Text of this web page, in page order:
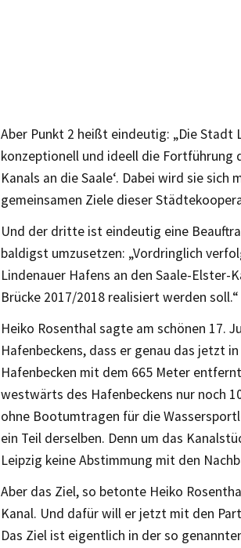
Aber Punkt 2 heißt eindeutig: „Die
konzeptionell und ideell die Fortführung
Kanals an die Saale‘. Dabei wird sie
gemeinsamen Ziele dieser
Und der dritte ist eindeutig eine
baldigst umzusetzen: „Vordringlich
Lindenauer Hafens an den Saale-Elster-
Brücke 2017/2018 realisiert werden soll.“
Heiko Rosenthal sagte am schönen 17.
Hafenbeckens, dass er genau das jetzt
Hafenbecken mit dem 665 Meter
westwärts des Hafenbeckens nur noch
ohne Bootumtragen für die
ein Teil derselben. Denn um das
Leipzig keine Abstimmung mit den
Aber das Ziel, so betonte Heiko
Kanal. Und dafür will er jetzt mit den
Das Ziel ist eigentlich in der so